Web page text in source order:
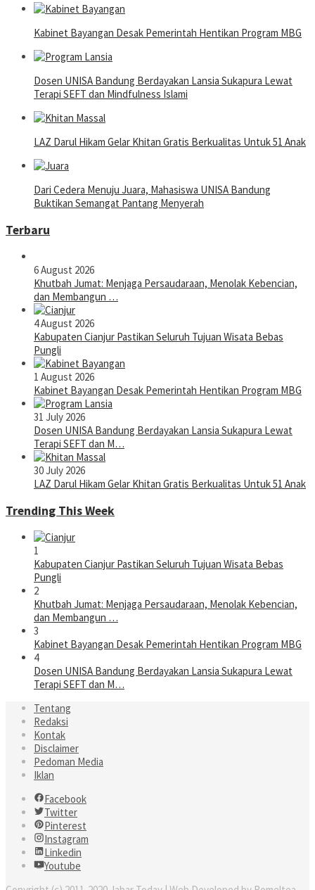
Kabinet Bayangan Desak Pemerintah Hentikan Program MBG
Dosen UNISA Bandung Berdayakan Lansia Sukapura Lewat
Terapi SEFT dan Mindfulness Islami
LAZ Darul Hikam Gelar Khitan Gratis Berkualitas Untuk 51 Anak
Dari Cedera Menuju Juara, Mahasiswa UNISA Bandung
Buktikan Semangat Pantang Menyerah
Terbaru
6 August 2026
Khutbah Jumat: Menjaga Persaudaraan, Menolak Kebencian,
dan Membangun …
4 August 2026
Kabupaten Cianjur Pastikan Seluruh Tujuan Wisata Bebas
Pungli
1 August 2026
Kabinet Bayangan Desak Pemerintah Hentikan Program MBG
31 July 2026
Dosen UNISA Bandung Berdayakan Lansia Sukapura Lewat
Terapi SEFT dan M…
30 July 2026
LAZ Darul Hikam Gelar Khitan Gratis Berkualitas Untuk 51 Anak
Trending This Week
1
Kabupaten Cianjur Pastikan Seluruh Tujuan Wisata Bebas
Pungli
2
Khutbah Jumat: Menjaga Persaudaraan, Menolak Kebencian,
dan Membangun …
3
Kabinet Bayangan Desak Pemerintah Hentikan Program MBG
4
Dosen UNISA Bandung Berdayakan Lansia Sukapura Lewat
Terapi SEFT dan M…
Tentang
Redaksi
Kontak
Disclaimer
Pedoman Media
Iklan
Facebook
Twitter
Pinterest
Instagram
Linkedin
Youtube